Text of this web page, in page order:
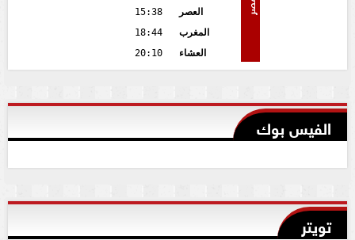
مصر
العصر
15:38
المغرب
18:44
العشاء
20:10
الفيس بوك
تويتر